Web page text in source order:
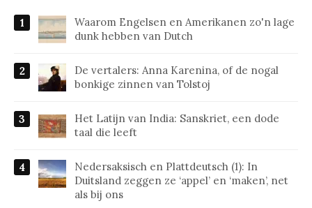
Waarom Engelsen en Amerikanen zo'n lage
dunk hebben van Dutch
De vertalers: Anna Karenina, of de nogal
bonkige zinnen van Tolstoj
Het Latijn van India: Sanskriet, een dode
taal die leeft
Nedersaksisch en Plattdeutsch (1): In
Duitsland zeggen ze ‘appel’ en ‘maken’, net
als bij ons